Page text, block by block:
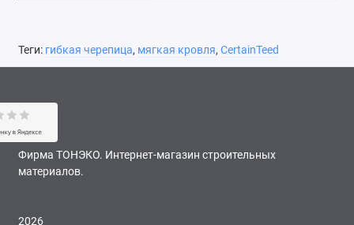
Теги: гибкая черепица, мягкая кровля, CertainTeed
Фирма ТОНЭКО. Интернет-магазин строительных
материалов.
2026